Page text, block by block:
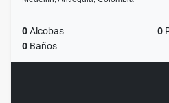
0Alcobas 0
0 Baños